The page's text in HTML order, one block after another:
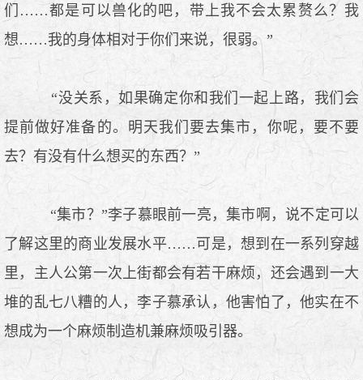
们……都是可以兽化的吧，带上我不会太累赘么？我
想……我的身体相对于你们来说，很弱。”
“没关系，如果确定你和我们一起上路，我们会
提前做好准备的。明天我们要去集市，你呢，要不要
去？有没有什么想买的东西？”
“集市？”李子慕眼前一亮，集市啊，说不定可以
了解这里的商业发展水平……可是，想到在一系列穿越
里，主人公第一次上街都会有若干麻烦，还会遇到一大
堆的乱七八糟的人，李子慕承认，他害怕了，他实在不
想成为一个麻烦制造机兼麻烦吸引器。